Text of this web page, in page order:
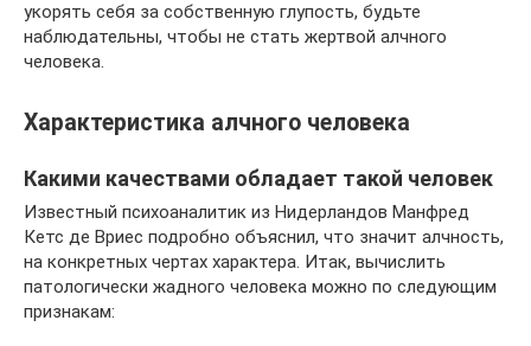
укорять себя за собственную глупость, будьте
наблюдательны, чтобы не стать жертвой алчного
человека.
Характеристика алчного человека
Какими качествами обладает такой человек
Известный психоаналитик из Нидерландов Манфред
Кетс де Вриес подробно объяснил, что значит алчность,
на конкретных чертах характера. Итак, вычислить
патологически жадного человека можно по следующим
признакам: